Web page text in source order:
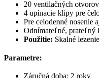
20 ventilačných otvorov
4 upínacie klipy pre
Pre celodenné nosenie
Odnímateľné, prateľný
Použitie: Skalné
Parametre:
Záručná doba: 2 roky